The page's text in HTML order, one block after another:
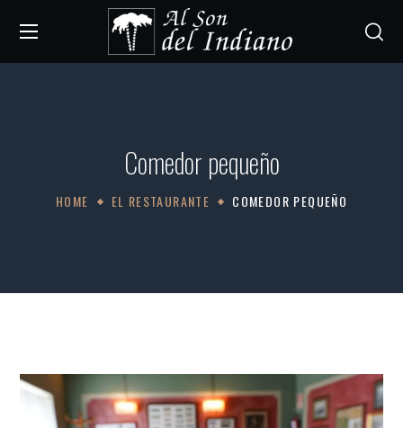
Comedor pequeño
HOME EL RESTAURANTE COMEDOR PEQUEÑO